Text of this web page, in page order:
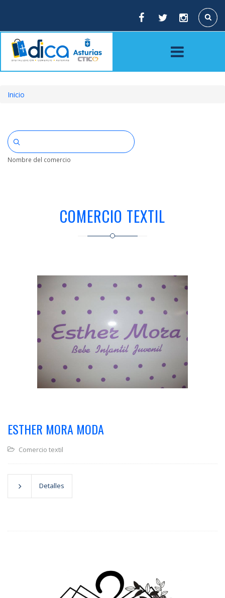
principal
Buscar
enlaces
de
ayuda
navegación
Inicio
Nombre del comercio
COMERCIO TEXTIL
ESTHER MORA MODA
Comercio textil
Detalles